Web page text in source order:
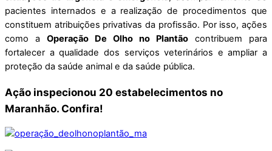
pacientes internados e a realização de procedimentos que
constituem atribuições privativas da profissão. Por isso, ações
como a Operação De Olho no Plantão contribuem para
fortalecer a qualidade dos serviços veterinários e ampliar a
proteção da saúde animal e da saúde pública.
Ação inspecionou 20 estabelecimentos no
Maranhão. Confira!